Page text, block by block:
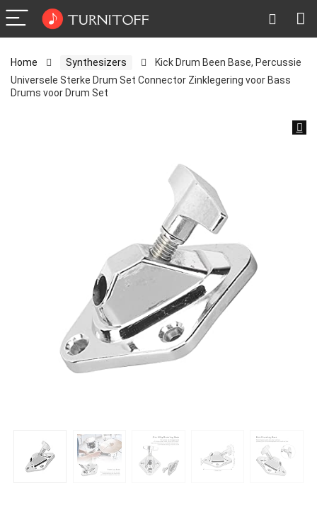
Home Synthesizers
Kick Drum Been Base, Percussie
Universele Sterke Drum Set Connector Zinklegering voor Bass
Drums voor Drum Set